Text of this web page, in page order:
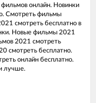
онлайн. Новинки
Смотреть фильмы
смотреть бесплатно в
Новые фильмы 2021
2021 смотреть
смотреть бесплатно.
онлайн бесплатно.
лучше.